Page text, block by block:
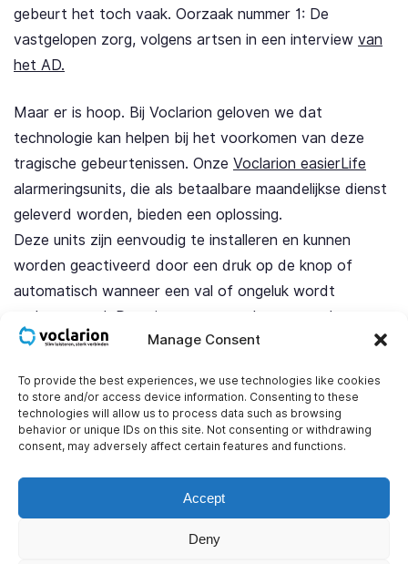
Manage Consent
To provide the best experiences, we use technologies like cookies
to store and/or access device information. Consenting to these
technologies will allow us to process data such as browsing
behavior or unique IDs on this site. Not consenting or withdrawing
consent, may adversely affect certain features and functions.
Accept
Deny
gebeurt het toch vaak. Oorzaak nummer 1: De
vastgelopen zorg, volgens artsen in een interview van
het AD.
Maar er is hoop. Bij Voclarion geloven we dat
technologie kan helpen bij het voorkomen van deze
tragische gebeurtenissen. Onze Voclarion easierLife
alarmeringsunits, die als betaalbare maandelijkse dienst
geleverd worden, bieden een oplossing.
Deze units zijn eenvoudig te installeren en kunnen
worden geactiveerd door een druk op de knop of
automatisch wanneer een val of ongeluk wordt
gedetecteerd. De unit stuurt vervolgens een alarm naar
de opgegeven contactpersonen, zoals familieleden of
onderweg is.
Bovendien zijn de units voorzien van spraakherkenning,
een grote knop en accessoires als een polsbandje of
staat zijn om een telefoon te gebruiken, toch hulp
kunnen vragen. De Voclarion alarmeringsunit heeft geen
internetverbinding nodig dankzij een slimme simkaart.